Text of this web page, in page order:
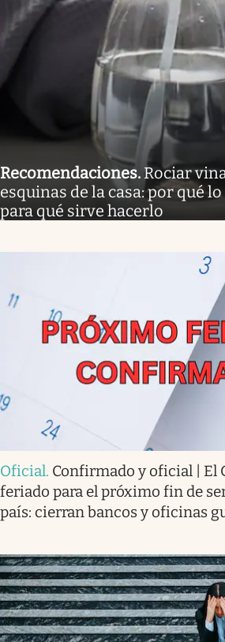
Recomendaciones. Rociar
esquinas de la casa: por qué
para qué sirve hacerlo
Oficial. Confirmado y oficial | El
feriado para el próximo fin de
país: cierran bancos y oficinas